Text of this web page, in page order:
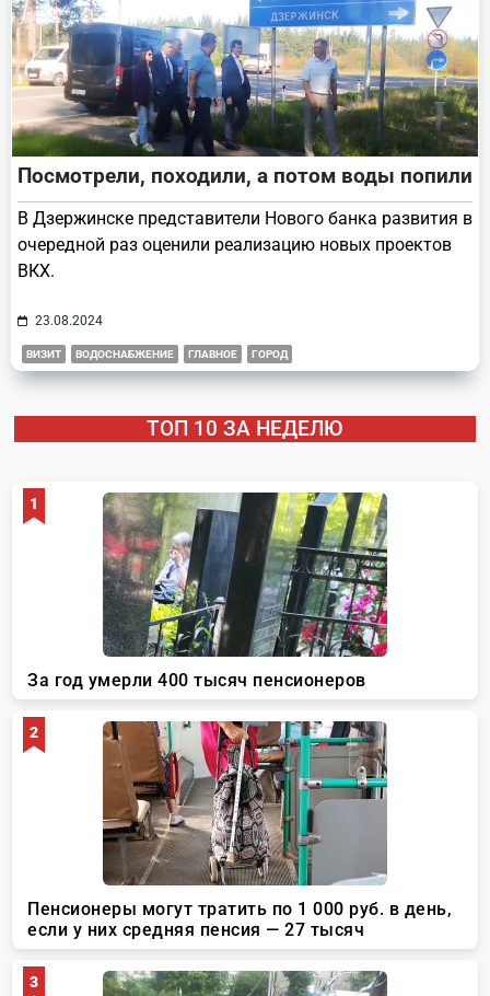
Посмотрели, походили, а потом воды попили
В Дзержинске представители Нового банка развития в
очередной раз оценили реализацию новых проектов
ВКХ.
23.08.2024
ВИЗИТ ВОДОСНАБЖЕНИЕ ГЛАВНОЕ ГОРОД
ТОП 10 ЗА НЕДЕЛЮ